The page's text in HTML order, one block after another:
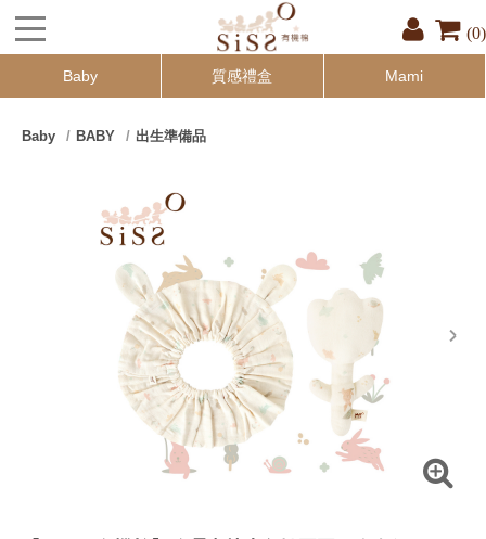
(0)
Baby 質感禮盒 Mami
Baby BABY 出生準備品
next